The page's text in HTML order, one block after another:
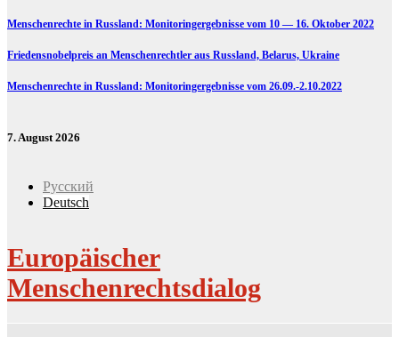
Menschenrechte in Russland: Monitoringergebnisse vom 10 — 16. Oktober 2022
Friedensnobelpreis an Menschenrechtler aus Russland, Belarus, Ukraine
Menschenrechte in Russland: Monitoringergebnisse vom 26.09.-2.10.2022
7. August 2026
Русский
Deutsch
Europäischer
Menschenrechtsdialog